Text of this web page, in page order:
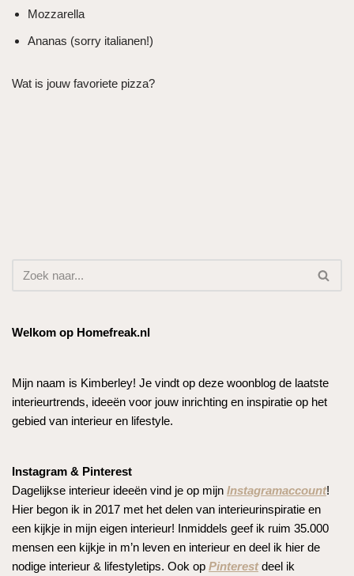
Mozzarella
Ananas (sorry italianen!)
Wat is jouw favoriete pizza?
Welkom op Homefreak.nl
Mijn naam is Kimberley! Je vindt op deze woonblog de laatste
interieurtrends, ideeën voor jouw inrichting en inspiratie op het
gebied van interieur en lifestyle.
Instagram & Pinterest
Dagelijkse interieur ideeën vind je op mijn Instagramaccount!
Hier begon ik in 2017 met het delen van interieurinspiratie en
een kijkje in mijn eigen interieur! Inmiddels geef ik ruim 35.000
mensen een kijkje in m’n leven en interieur en deel ik hier de
nodige interieur & lifestyletips. Ook op Pinterestdeel ik